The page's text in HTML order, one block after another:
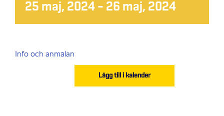
25 maj, 2024 – 26 maj, 2024
Info och anmälan
Lägg till i kalender